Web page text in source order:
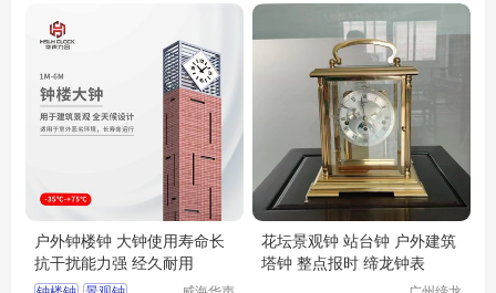
户外钟楼钟 大钟使用寿命长
抗干扰能力强 经久耐用
花坛景观钟 站台钟 户外建筑
塔钟 整点报时 缔龙钟表